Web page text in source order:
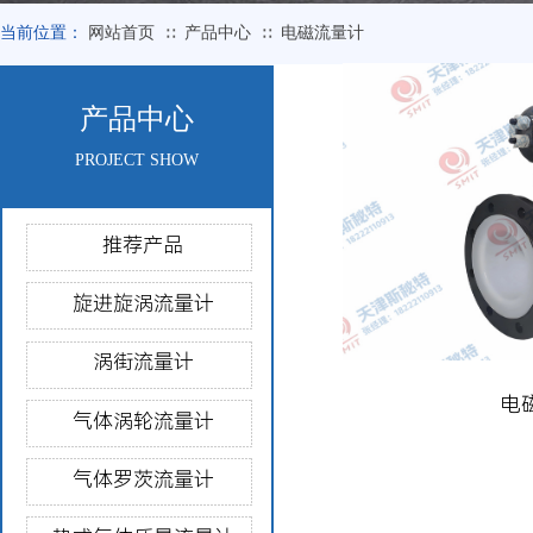
当前位置： 网站首页 ∷ 产品中心 ∷ 电磁流量计
电
推荐产品
旋进旋涡流量计
涡街流量计
气体涡轮流量计
气体罗茨流量计
产品中心
PROJECT SHOW